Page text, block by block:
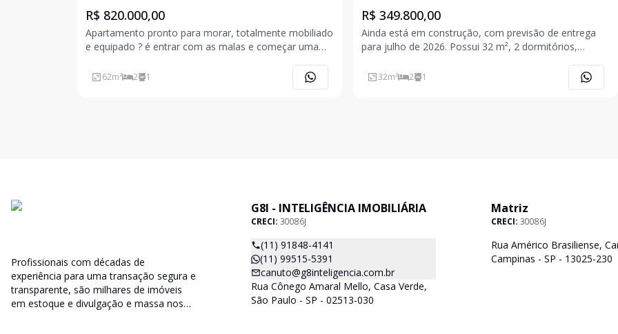
R$ 820.000,00
Apartamento pronto para morar, totalmente mobiliado
e equipado ? é entrar com as malas e começar uma
62m² 2 1
R$ 349.800,00
Ainda está em construção, com previsão de entrega
para julho de 2026. Possui 32 m², 2 dormitórios,
32m² 2 1
Profissionais com décadas de
experiência para uma transação segura e
transparente, são milhares de imóveis
em estoque e divulgação e massa nos
G8I - INTELIGÊNCIA IMOBILIÁRIA
CRECI: 30086J
(11) 91848-4141
(11) 99515-5391
canuto@g8inteligencia.com.br
Rua Cônego Amaral Mello, Casa Verde,
São Paulo - SP - 02513-030
Matriz
CRECI: 30086J
Rua Américo Brasiliense,
Campinas - SP - 13025-230